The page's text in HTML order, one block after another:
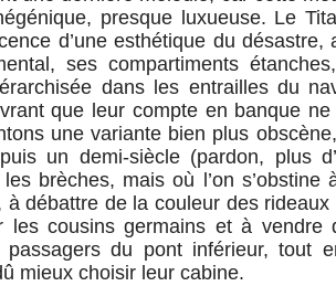
presque luxueuse. Le
d’une esthétique du
ses compartiments
dans les entrailles du
que leur compte en banque
une variante bien plus
un demi-siècle (pardon, plus
brèches, mais où l’on s’obstine
à débattre de la couleur des
les cousins germains et à vendre
passagers du pont inférieur, tout
mieux choisir leur cabine.